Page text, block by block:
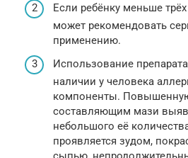
Если ребёнку меньше
может рекомендовать
применению.
Использование
наличии у человека
компоненты.
составляющим мази
небольшого её
проявляется зудом,